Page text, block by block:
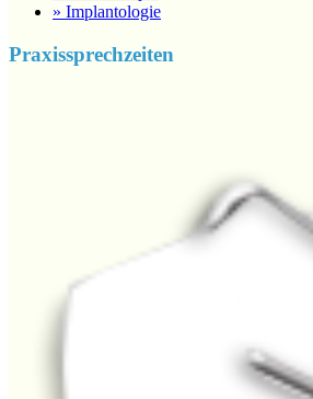
» Implantologie
Praxissprechzeiten